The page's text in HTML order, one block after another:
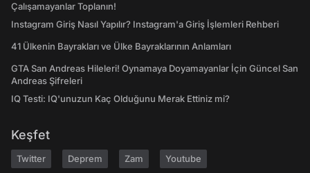
Çalışamayanlar Toplanın!
Instagram Giriş Nasıl Yapılır? Instagram'a Giriş İşlemleri Rehberi
41 Ülkenin Bayrakları ve Ülke Bayraklarının Anlamları
GTA San Andreas Hileleri! Oynamaya Doyamayanlar İçin Güncel San
Andreas Şifreleri
IQ Testi: IQ'unuzun Kaç Olduğunu Merak Ettiniz mi?
Keşfet
Twitter Deprem Zam Youtube